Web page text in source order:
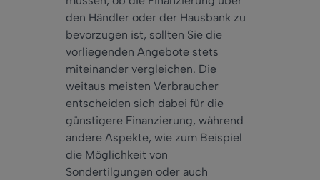
den Händler oder der Hausbank zu
bevorzugen ist, sollten Sie die
vorliegenden Angebote stets
miteinander vergleichen. Die
weitaus meisten Verbraucher
entscheiden sich dabei für die
günstigere Finanzierung, während
andere Aspekte, wie zum Beispiel
die Möglichkeit von
Sondertilgungen oder auch